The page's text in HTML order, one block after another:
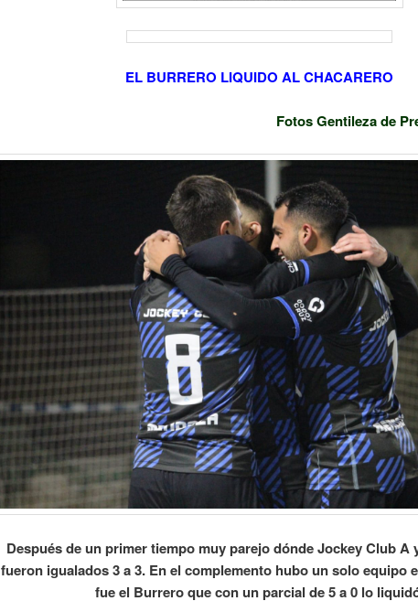
EL BURRERO LIQUIDO AL CHACARERO
Fotos Gentileza de
Después de un primer tiempo muy parejo dónde Jockey Club A
fueron igualados 3 a 3. En el complemento hubo un solo equipo
fue el Burrero que con un parcial de 5 a 0 lo